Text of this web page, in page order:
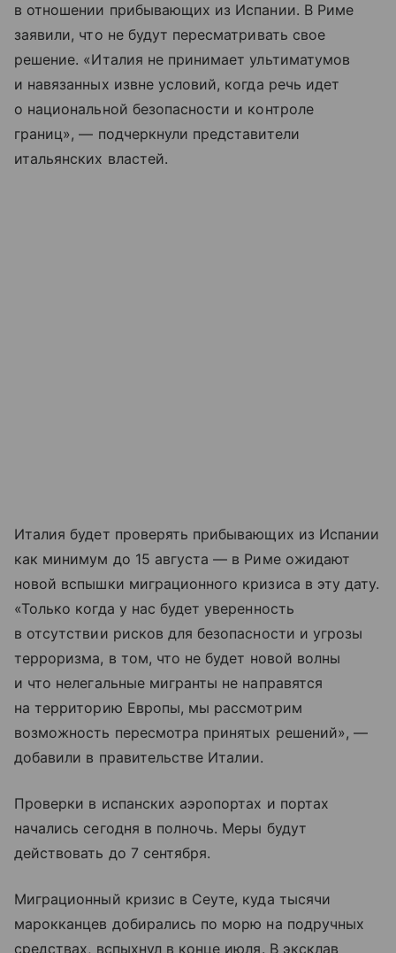
в отношении прибывающих из Испании. В Риме
заявили, что не будут пересматривать свое
решение. «Италия не принимает ультиматумов
и навязанных извне условий, когда речь идет
о национальной безопасности и контроле
границ», — подчеркнули представители
итальянских властей.
Италия будет проверять прибывающих из Испании
как минимум до 15 августа — в Риме ожидают
новой вспышки миграционного кризиса в эту дату.
«Только когда у нас будет уверенность
в отсутствии рисков для безопасности и угрозы
терроризма, в том, что не будет новой волны
и что нелегальные мигранты не направятся
на территорию Европы, мы рассмотрим
возможность пересмотра принятых решений», —
добавили в правительстве Италии.
Проверки в испанских аэропортах и портах
начались сегодня в полночь. Меры будут
действовать до 7 сентября.
Миграционный кризис в Сеуте, куда тысячи
марокканцев добирались по морю на подручных
средствах, вспыхнул в конце июля. В эксклав